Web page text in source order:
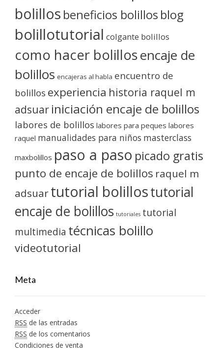
bolillos beneficios bolillos blog
bolillotutorial colgante bolillos
como hacer bolillosencaje de
bolillos encajeras al habla encuentro de
bolillos experiencia historia raquel m
adsuar iniciación encaje de bolillos
labores de bolillos labores para peques labores
raquel manualidades para niños masterclass
maxbolillos paso a paso picado gratis
punto de encaje de bolillos raquel m
adsuartutorial bolillostutorial
encaje de bolillos tutoriales tutorial
multimedia técnicas bolillo
videotutorial
Meta
Acceder
RSS de las entradas
RSS de los comentarios
Condiciones de venta